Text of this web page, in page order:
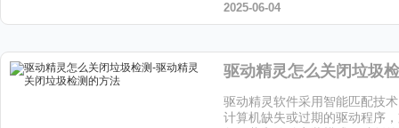
站下载吧！
2025-06-04
驱动精灵软件采用智能匹配技
计算机缺失或过期的驱动程序